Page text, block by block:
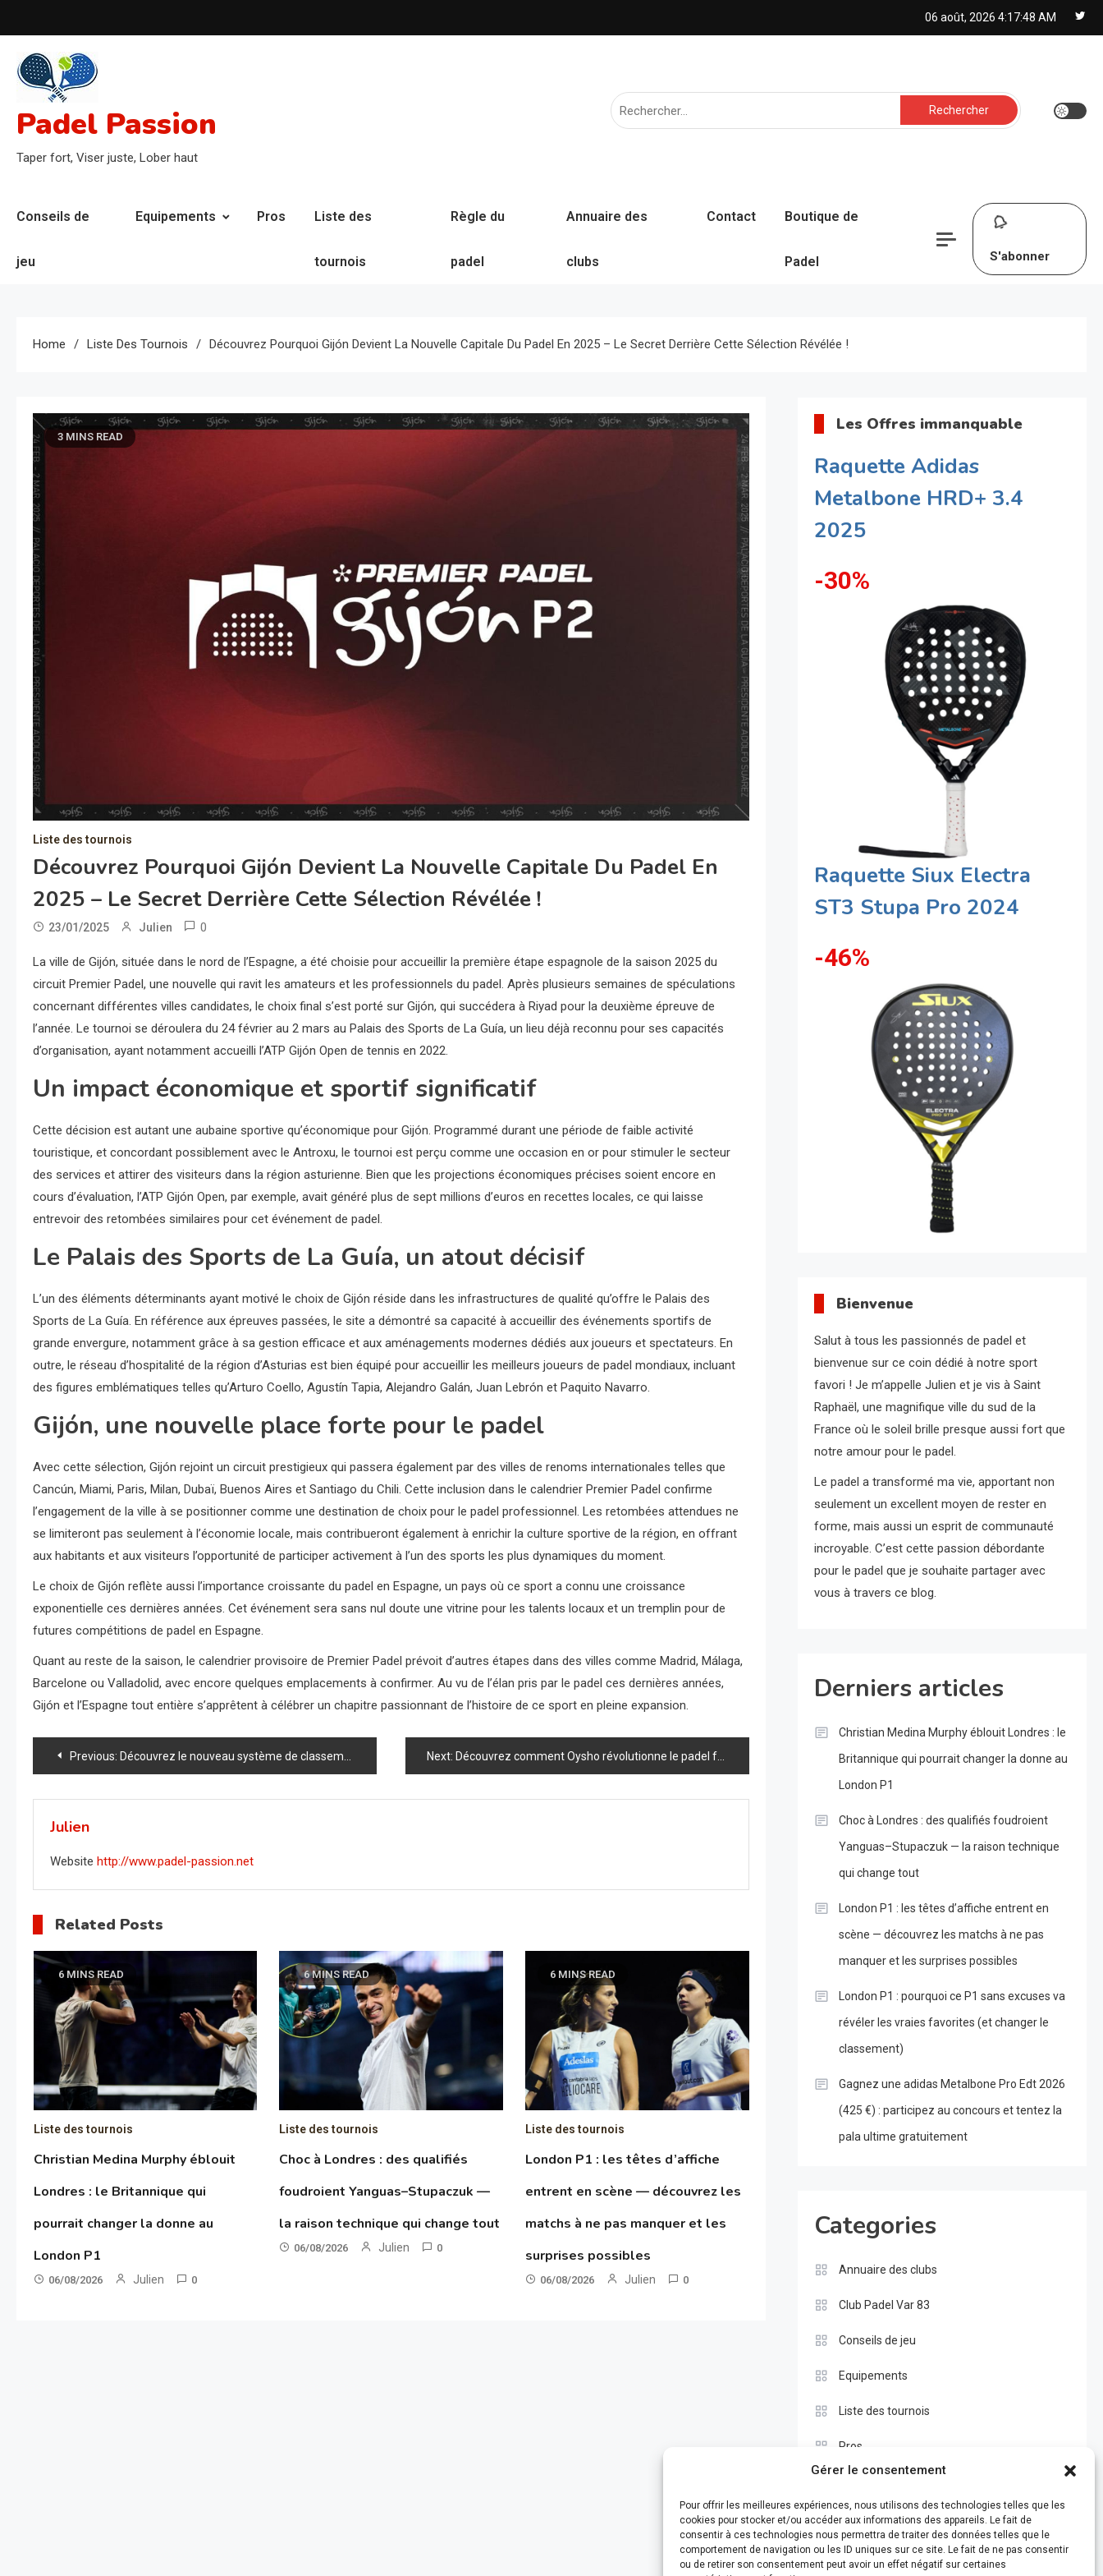
Gérer le consentement
Pour offrir les meilleures expériences, nous utilisons des technologies telles que les
cookies pour stocker et/ou accéder aux informations des appareils. Le fait de
consentir à ces technologies nous permettra de traiter des données telles que le
comportement de navigation ou les ID uniques sur ce site. Le fait de ne pas consentir
ou de retirer son consentement peut avoir un effet négatif sur certaines
to
content
06 août, 2026 4:17:49 AM
Padel Passion
Taper fort, Viser juste, Lober haut
Rechercher :
Conseils de
jeu
Equipements Pros Liste des
tournois
Règle du
padel
Annuaire des
clubs
Contact Boutique de
Padel S'abonner
Home Liste Des Tournois Découvrez Pourquoi Gijón Devient La Nouvelle Capitale Du Padel En 2025 – Le Secret Derrière Cette Sélection Révélée !
3 MINS READ
Liste des tournois
Découvrez Pourquoi Gijón Devient La Nouvelle Capitale Du Padel En
2025 – Le Secret Derrière Cette Sélection Révélée !
23/01/2025 Julien 0
La ville de Gijón, située dans le nord de l’Espagne, a été choisie pour accueillir la première étape espagnole de la saison 2025 du
circuit Premier Padel, une nouvelle qui ravit les amateurs et les professionnels du padel. Après plusieurs semaines de spéculations
concernant différentes villes candidates, le choix final s’est porté sur Gijón, qui succédera à Riyad pour la deuxième épreuve de
l’année. Le tournoi se déroulera du 24 février au 2 mars au Palais des Sports de La Guía, un lieu déjà reconnu pour ses capacités
d’organisation, ayant notamment accueilli l’ATP Gijón Open de tennis en 2022.
Un impact économique et sportif significatif
Cette décision est autant une aubaine sportive qu’économique pour Gijón. Programmé durant une période de faible activité
touristique, et concordant possiblement avec le Antroxu, le tournoi est perçu comme une occasion en or pour stimuler le secteur
des services et attirer des visiteurs dans la région asturienne. Bien que les projections économiques précises soient encore en
cours d’évaluation, l’ATP Gijón Open, par exemple, avait généré plus de sept millions d’euros en recettes locales, ce qui laisse
entrevoir des retombées similaires pour cet événement de padel.
Le Palais des Sports de La Guía, un atout décisif
L’un des éléments déterminants ayant motivé le choix de Gijón réside dans les infrastructures de qualité qu’offre le Palais des
Sports de La Guía. En référence aux épreuves passées, le site a démontré sa capacité à accueillir des événements sportifs de
grande envergure, notamment grâce à sa gestion efficace et aux aménagements modernes dédiés aux joueurs et spectateurs. En
outre, le réseau d’hospitalité de la région d’Asturias est bien équipé pour accueillir les meilleurs joueurs de padel mondiaux, incluant
des figures emblématiques telles qu’Arturo Coello, Agustín Tapia, Alejandro Galán, Juan Lebrón et Paquito Navarro.
Gijón, une nouvelle place forte pour le padel
Avec cette sélection, Gijón rejoint un circuit prestigieux qui passera également par des villes de renoms internationales telles que
Cancún, Miami, Paris, Milan, Dubaï, Buenos Aires et Santiago du Chili. Cette inclusion dans le calendrier Premier Padel confirme
l’engagement de la ville à se positionner comme une destination de choix pour le padel professionnel. Les retombées attendues ne
se limiteront pas seulement à l’économie locale, mais contribueront également à enrichir la culture sportive de la région, en offrant
aux habitants et aux visiteurs l’opportunité de participer activement à l’un des sports les plus dynamiques du moment.
Le choix de Gijón reflète aussi l’importance croissante du padel en Espagne, un pays où ce sport a connu une croissance
exponentielle ces dernières années. Cet événement sera sans nul doute une vitrine pour les talents locaux et un tremplin pour de
futures compétitions de padel en Espagne.
Quant au reste de la saison, le calendrier provisoire de Premier Padel prévoit d’autres étapes dans des villes comme Madrid, Málaga,
Barcelone ou Valladolid, avec encore quelques emplacements à confirmer. Au vu de l’élan pris par le padel ces dernières années,
Gijón et l’Espagne tout entière s’apprêtent à célébrer un chapitre passionnant de l’histoire de ce sport en pleine expansion.
Navigation
de
l’article
Previous: Découvrez le nouveau système de classement de padel qui va bouleverser le jeu en 2025 ! Next: Découvrez comment Oysho révolutionne le padel féminin avec une équipe d’élite qui fait trembler le monde du sport !
Julien
Website http://www.padel-passion.net
Related Posts
6 MINS READ
Liste des tournois
Christian Medina Murphy éblouit
Londres : le Britannique qui
pourrait changer la donne au
London P1
06/08/2026 Julien 0
6 MINS READ
Liste des tournois
Choc à Londres : des qualifiés
foudroient Yanguas–Stupaczuk —
la raison technique qui change tout
06/08/2026 Julien 0
6 MINS READ
Liste des tournois
London P1 : les têtes d’affiche
entrent en scène — découvrez les
matchs à ne pas manquer et les
surprises possibles
06/08/2026 Julien 0
Les Offres immanquable
Raquette Adidas
Metalbone HRD+ 3.4
2025
-30%
Raquette Siux Electra
ST3 Stupa Pro 2024
-46%
Bienvenue
Salut à tous les passionnés de padel et
bienvenue sur ce coin dédié à notre sport
favori ! Je m’appelle Julien et je vis à Saint
Raphaël, une magnifique ville du sud de la
France où le soleil brille presque aussi fort que
notre amour pour le padel.
Le padel a transformé ma vie, apportant non
seulement un excellent moyen de rester en
forme, mais aussi un esprit de communauté
incroyable. C’est cette passion débordante
pour le padel que je souhaite partager avec
vous à travers ce blog.
Derniers articles
Christian Medina Murphy éblouit Londres : le
Britannique qui pourrait changer la donne au
London P1
Choc à Londres : des qualifiés foudroient
Yanguas–Stupaczuk — la raison technique
qui change tout
London P1 : les têtes d’affiche entrent en
scène — découvrez les matchs à ne pas
manquer et les surprises possibles
London P1 : pourquoi ce P1 sans excuses va
révéler les vraies favorites (et changer le
classement)
Gagnez une adidas Metalbone Pro Edt 2026
(425 €) : participez au concours et tentez la
pala ultime gratuitement
Categories
Annuaire des clubs
Club Padel Var 83
Conseils de jeu
Equipements
Liste des tournois
Pros
Test